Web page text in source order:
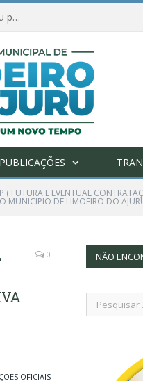
Amanhã começa nova etapa de vacinação em Limoeiro do Ajuru para idosos com 65 ou mais
PUBLICAÇÕES
FUTURA E EVENTUAL
MUNICIPIO DE LIMOEIRO DO
0
OFICIAIS
NÃO